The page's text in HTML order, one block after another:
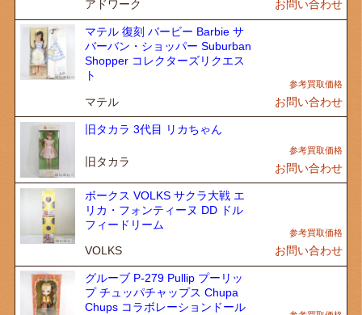
アドワーク お問い合わせ
マテル 復刻 バービー Barbie サ
バーバン・ショッパー Suburban
Shopper コレクターズリクエス
ト
マテル お問い合わせ
旧タカラ 3代目 リカちゃん
旧タカラ お問い合わせ
ボークス VOLKS サクラ大戦 エ
リカ・フォンティーヌ DD ドル
フィードリーム
VOLKS お問い合わせ
グルーブ P-279 Pullip プーリッ
プ チュッパチャップス Chupa
Chups コラボレーションドール